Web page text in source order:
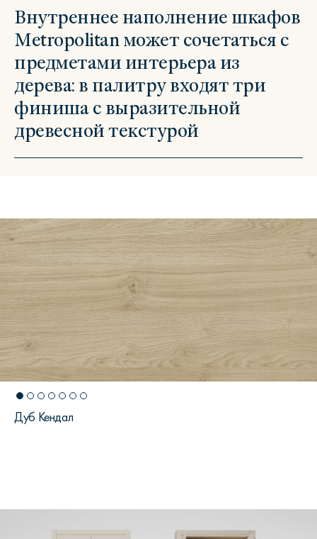
Внутреннее наполнение шкафов
Metropolitan может сочетаться с
предметами интерьера из
дерева: в палитру входят три
финиша с выразительной
древесной текстурой
Дуб Кендал